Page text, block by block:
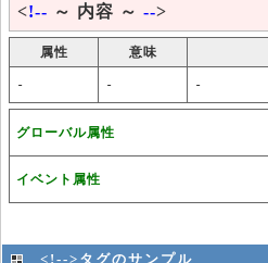
<!-- ～ 内容 ～ -->
属性 意味
- - -
グローバル属性
イベント属性
<!-->タグのサンプル